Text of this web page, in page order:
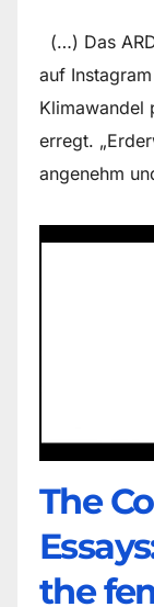
(…) Das
auf
Klimawandel
erregt.
angenehm
The
the